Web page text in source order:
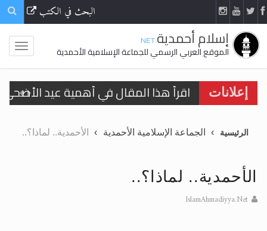
البحث في الكتب
إسلام أحمدية.NET
الموقع العربي الرسمي للجماعة الإسلامية الأحمدية
إعلانات
اقرأ هذا المقال في أهمية عيد
تعميم هامّ لأفراد الجماعة >> المزيد
تعميم هامّ لأفراد الجماعة >> المزيد
الرئيسية الجماعة الإسلامية الأحمدية الأحمدية.. لماذا؟..
الأحمدية.. لماذا؟..
IslamAhmadiyya.Net